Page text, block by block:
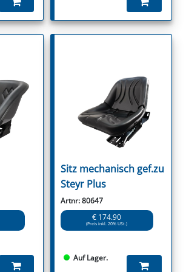
Sitz mechanisch gef.zu
Steyr Plus
Artnr: 80647
€ 174.90
(Preis inkl. 20% USt.)
Auf Lager.